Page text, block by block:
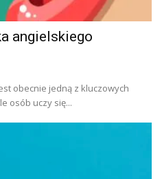
angielskiego
obecnie jedną z kluczowych
osób uczy się...